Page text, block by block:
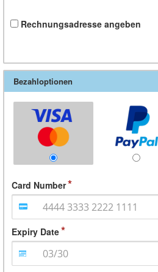
Rechnungsadresse angeben
Bezahloptionen
Card Number
Expiry Date